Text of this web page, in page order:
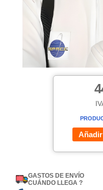
GASTOS DE ENVÍO
CUÁNDO LLEGA ?